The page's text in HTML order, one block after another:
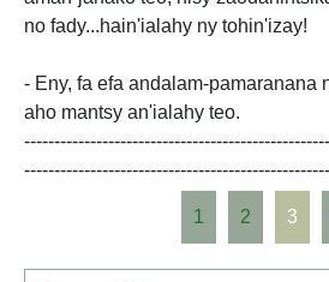
no fady...hain'ialahy ny tohin'izay!
- Eny, fa efa andalam-pamaranana
aho mantsy an'ialahy teo.
1 2 3